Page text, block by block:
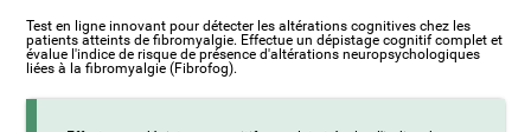
Test en ligne innovant pour détecter les altérations cognitives chez les
patients atteints de fibromyalgie. Effectue un dépistage cognitif complet et
évalue l'indice de risque de présence d'altérations neuropsychologiques
liées à la fibromyalgie (Fibrofog).